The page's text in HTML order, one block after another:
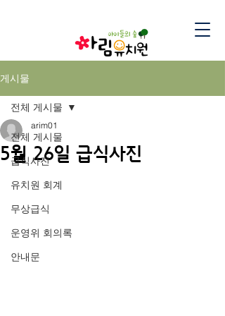
게시물
전체 게시물
급식사진
유치원 회계
무상급식
운영위 회의록
안내문
전체 게시물
5월 26일 급식사진
arim01